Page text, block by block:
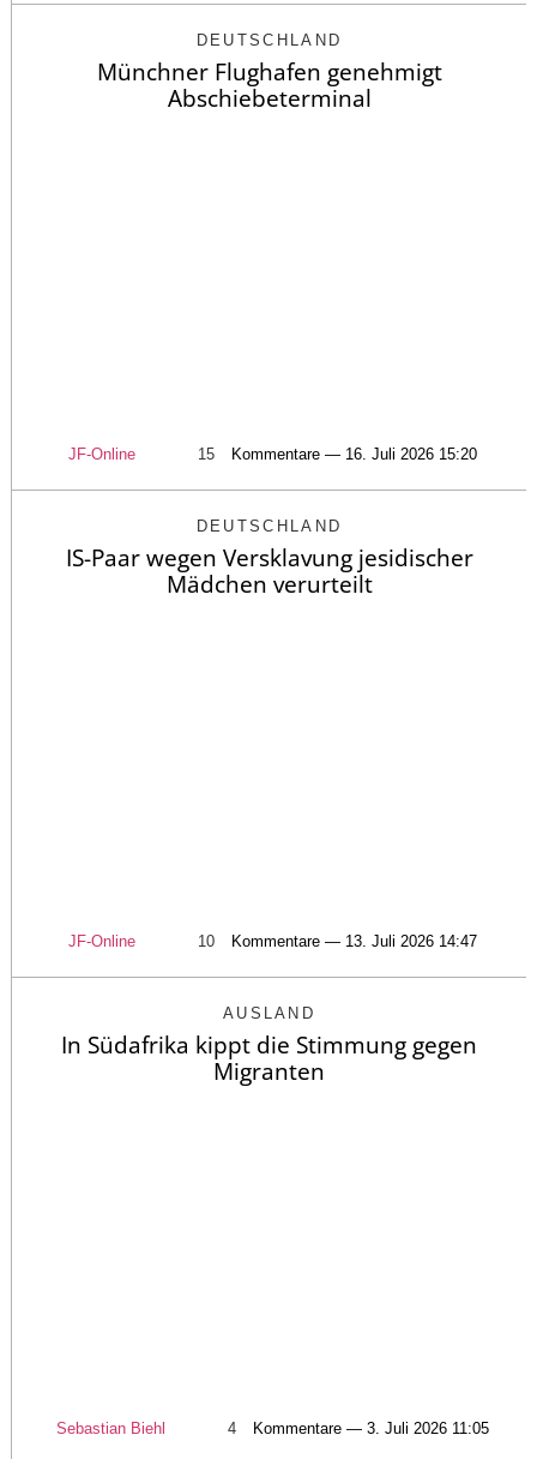
DEUTSCHLAND
Münchner Flughafen genehmigt
Abschiebeterminal
JF-Online 15 Kommentare — 16. Juli 2026 15:20
DEUTSCHLAND
IS-Paar wegen Versklavung jesidischer
Mädchen verurteilt
JF-Online 10 Kommentare — 13. Juli 2026 14:47
AUSLAND
In Südafrika kippt die Stimmung gegen
Migranten
Sebastian Biehl 4 Kommentare — 3. Juli 2026 11:05